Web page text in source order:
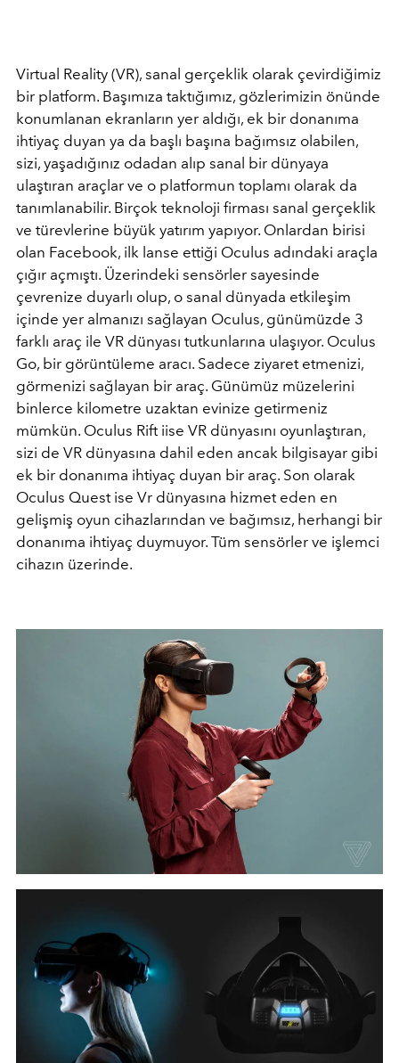
Virtual Reality (VR), sanal gerçeklik olarak çevirdiğimiz
bir platform. Başımıza taktığımız, gözlerimizin önünde
konumlanan ekranların yer aldığı, ek bir donanıma
ihtiyaç duyan ya da başlı başına bağımsız olabilen,
sizi, yaşadığınız odadan alıp sanal bir dünyaya
ulaştıran araçlar ve o platformun toplamı olarak da
tanımlanabilir. Birçok teknoloji firması sanal gerçeklik
ve türevlerine büyük yatırım yapıyor. Onlardan birisi
olan Facebook, ilk lanse ettiği Oculus adındaki araçla
çığır açmıştı. Üzerindeki sensörler sayesinde
çevrenize duyarlı olup, o sanal dünyada etkileşim
içinde yer almanızı sağlayan Oculus, günümüzde 3
farklı araç ile VR dünyası tutkunlarına ulaşıyor. Oculus
Go, bir görüntüleme aracı. Sadece ziyaret etmenizi,
görmenizi sağlayan bir araç. Günümüz müzelerini
binlerce kilometre uzaktan evinize getirmeniz
mümkün. Oculus Rift iise VR dünyasını oyunlaştıran,
sizi de VR dünyasına dahil eden ancak bilgisayar gibi
ek bir donanıma ihtiyaç duyan bir araç. Son olarak
Oculus Quest ise Vr dünyasına hizmet eden en
gelişmiş oyun cihazlarından ve bağımsız, herhangi bir
donanıma ihtiyaç duymuyor. Tüm sensörler ve işlemci
cihazın üzerinde.